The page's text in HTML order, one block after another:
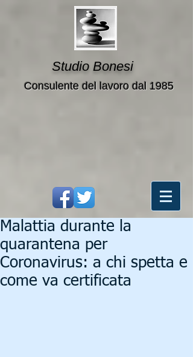
Studio Bonesi
Consulente del lavoro dal 1985
Malattia durante la
quarantena per
Coronavirus: a chi spetta e
come va certificata